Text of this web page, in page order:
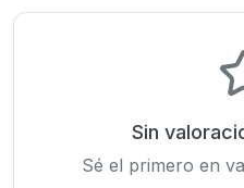
Sin
Sé el primero en